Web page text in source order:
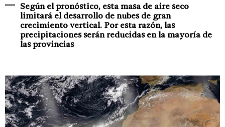
Según el pronóstico, esta masa de aire seco
limitará el desarrollo de nubes de gran
crecimiento vertical. Por esta razón, las
precipitaciones serán reducidas en la mayoría de
las provincias